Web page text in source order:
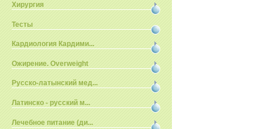
Хирургия
Тесты
Кардиология Кардими...
Ожирение. Overweight
Русско-латынский мед...
Латинско - русский м...
Лечебное питание (ди...